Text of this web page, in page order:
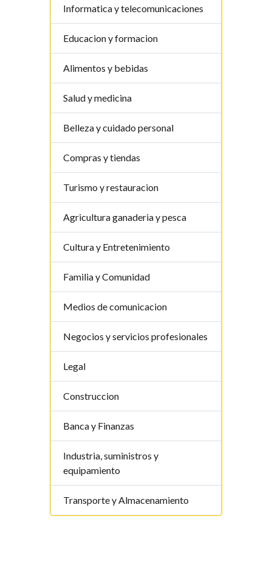
Informatica y telecomunicaciones
Educacion y formacion
Alimentos y bebidas
Salud y medicina
Belleza y cuidado personal
Compras y tiendas
Turismo y restauracion
Agricultura ganaderia y pesca
Cultura y Entretenimiento
Familia y Comunidad
Medios de comunicacion
Negocios y servicios profesionales
Legal
Construccion
Banca y Finanzas
Industria, suministros y
equipamiento
Transporte y Almacenamiento